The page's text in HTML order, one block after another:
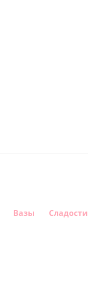
Вазы Сладости